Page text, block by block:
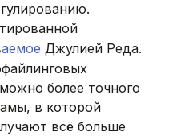
Джулией Реда.
более точного
в которой
всё больше